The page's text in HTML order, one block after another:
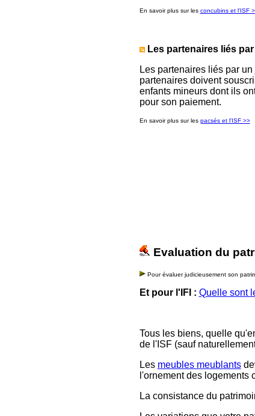
En savoir plus sur les concubins et l'ISF
Les partenaires liés
Les partenaires liés par un
partenaires doivent
enfants mineurs dont ils
pour son paiement.
En savoir plus sur les pacsés et l'ISF >>
Evaluation du
Pour évaluer judicieusement son
Et pour l'IFI : Quelle sont
Tous les biens, quelle
de l'ISF (sauf
Les meubles meublants
l'ornement des
La consistance du